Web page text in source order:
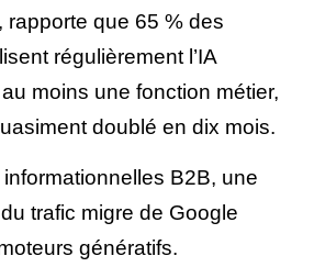
, rapporte que 65 % des
régulièrement l’IA
moins une fonction métier,
doublé en dix mois.
B2B, une
trafic migre de Google
génératifs.